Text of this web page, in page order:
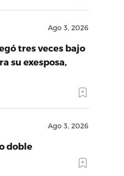
Ago 3, 2026
tres veces bajo
su exesposa,
Ago 3, 2026
doble